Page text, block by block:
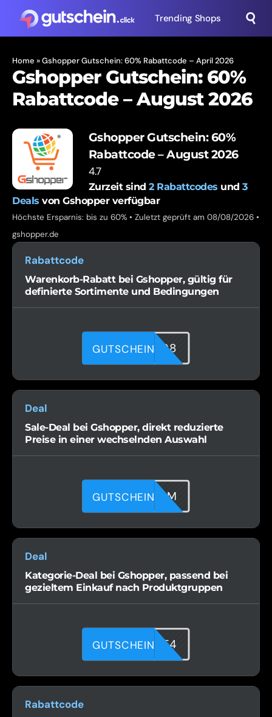
Trending Shops
Gshopper Gutschein: 60%
Rabattcode – August 2026
Home »Gshopper Gutschein: 60% Rabattcode – April 2026
Gshopper Gutschein: 60%
Rabattcode – August 2026
4.7
Zurzeit sind 2Rabattcodes und 3
Deals von Gshopper verfügbar
Höchste Ersparnis: bis zu 60% • Zuletzt geprüft am 08/08/2026 •
gshopper.de
Rabattcode
Warenkorb-Rabatt bei Gshopper, gültig für
definierte Sortimente und Bedingungen
W4M7MU398
GUTSCHEIN
Deal
Sale-Deal bei Gshopper, direkt reduzierte
Preise in einer wechselnden Auswahl
4YL0WBD5M
GUTSCHEIN
Deal
Kategorie-Deal bei Gshopper, passend bei
gezieltem Einkauf nach Produktgruppen
HZV0VNKE4
GUTSCHEIN
Rabattcode